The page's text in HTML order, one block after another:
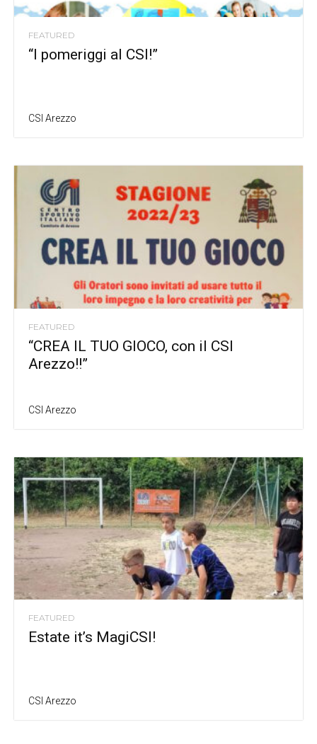
FEATURED
“I pomeriggi al CSI!”
CSI Arezzo
FEATURED
“CREA IL TUO GIOCO, con il CSI
Arezzo!!”
CSI Arezzo
FEATURED
Estate it’s MagiCSI!
CSI Arezzo